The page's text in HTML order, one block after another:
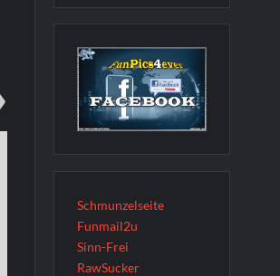
Schmunzelseite
Funmail2u
Sinn-Frei
RawSucker